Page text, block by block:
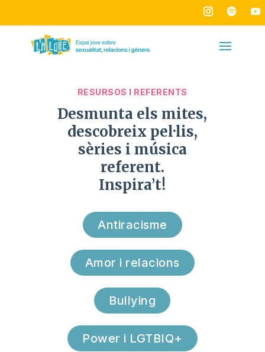
RESURSOS I REFERENTS
Desmunta els mites,
descobreix pel·lis,
sèries i música
referent.
Inspira’t!
Antiracisme
Amor i relacions
Bullying
Power i LGTBIQ+